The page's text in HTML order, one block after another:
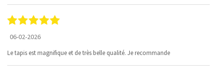
06-02-2026
Le tapis est magnifique et de très belle qualité. Je recommande